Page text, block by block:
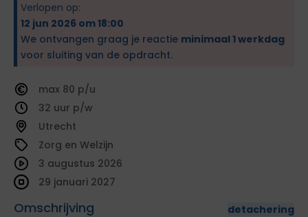
Verlopen op:
12 jun 2026 om 18:00
We ontvangen graag je reactie minimaal 1 werkdag
voor sluiting van de opdracht.
80
32
Utrecht
Zorg en Welzijn
Omschrijving detachering
3 augustus 2026
29 januari 2027